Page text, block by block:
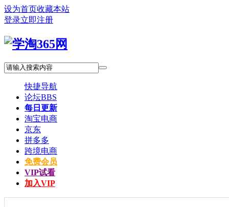
设为首页收藏本站
登录立即注册
快捷导航
论坛BBS
每日更新
淘宝电商
京东
拼多多
跨境电商
免费会员
VIP试看
加入VIP